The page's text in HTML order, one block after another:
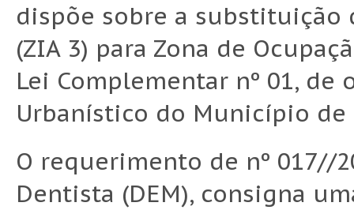
dispõe sobre a substituição
(ZIA 3) para Zona de
Lei Complementar nº 01,
Urbanístico do Município de
O requerimento de nº 017//
Dentista (DEM), consigna